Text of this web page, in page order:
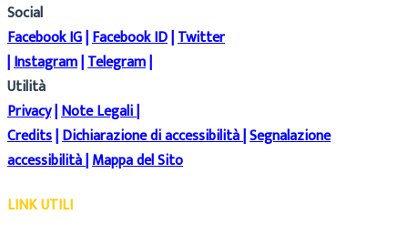
Social
Facebook IG|Facebook ID|Twitter
|Instagram|Telegram|
Utilità
Privacy|Note Legali|
Credits|Dichiarazione di accessibilità|Segnalazione
accessibilità|Mappa del Sito
LINK UTILI